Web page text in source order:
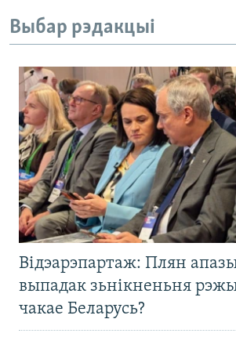
Выбар рэдакцыі
Відэарэпартаж: Плян
выпадак зьнікненьня
чакае Беларусь?